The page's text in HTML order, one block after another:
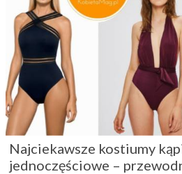
Najciekawsze kostiumy
jednoczęściowe –